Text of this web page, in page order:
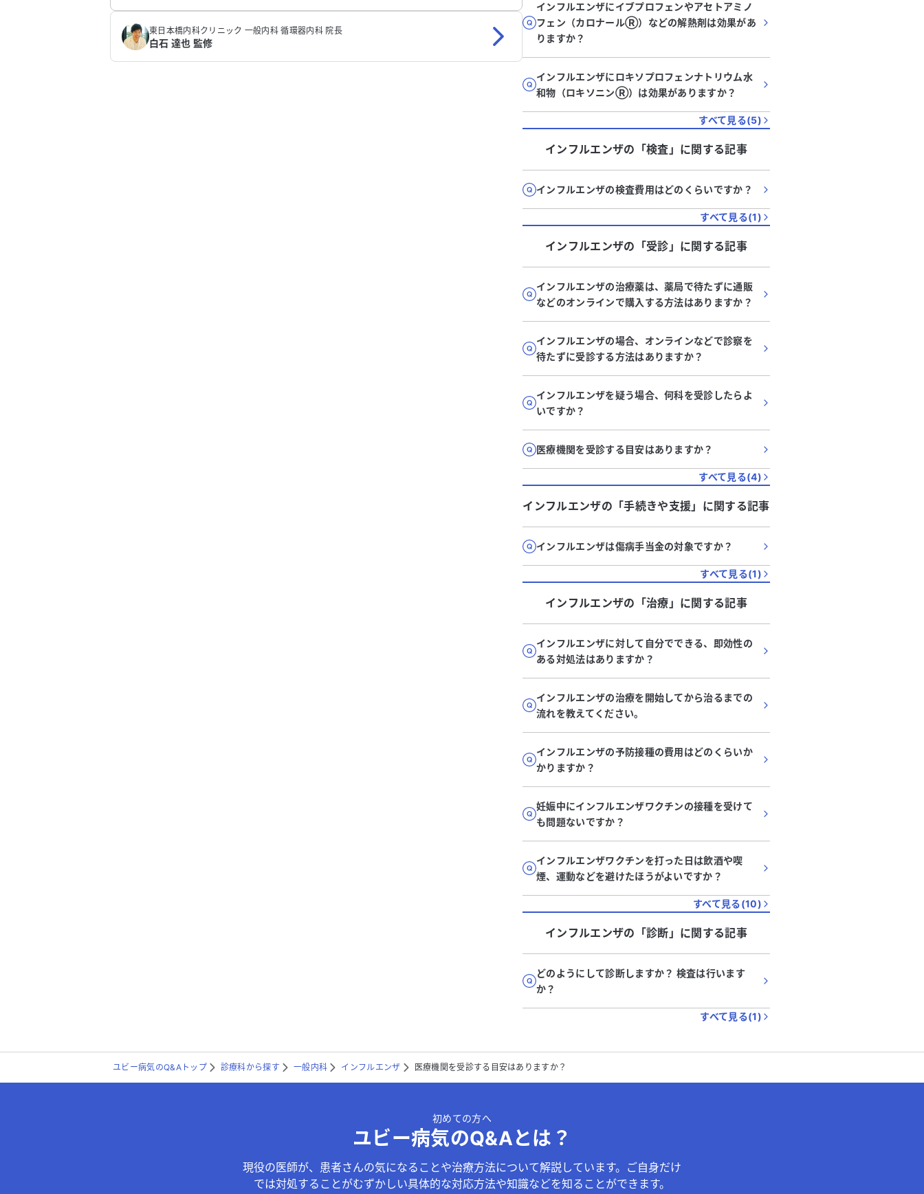
東日本橋内科クリニック 一般内科 循環器内科 院長
白石 達也 監修
インフルエンザにイブプロフェンやアセトアミノ
フェン（カロナールⓇ️）などの解熱剤は効果があ
りますか？
インフルエンザにロキソプロフェンナトリウム水
和物（ロキソニンⓇ）は効果がありますか？
すべて見る(5)
インフルエンザの「検査 」に関する記事
インフルエンザの検査費用はどのくらいですか？
すべて見る(1)
インフルエンザの「受診 」に関する記事
インフルエンザの治療薬は、薬局で待たずに通販
などのオンラインで購入する方法はありますか？
インフルエンザの場合、オンラインなどで診察を
待たずに受診する方法はありますか？
インフルエンザを疑う場合、何科を受診したらよ
いですか？
医療機関を受診する目安はありますか？
すべて見る(4)
インフルエンザの「手続きや支援」に関する記事
インフルエンザは傷病手当金の対象ですか？
すべて見る(1)
インフルエンザの「治療 」に関する記事
インフルエンザに対して自分でできる、即効性の
ある対処法はありますか？
インフルエンザの治療を開始してから治るまでの
流れを教えてください。
インフルエンザの予防接種の費用はどのくらいか
かりますか？
妊娠中にインフルエンザワクチンの接種を受けて
も問題ないですか？
インフルエンザワクチンを打った日は飲酒や喫
煙、運動などを避けたほうがよいですか？
すべて見る(10)
インフルエンザの「診断 」に関する記事
どのようにして診断しますか？ 検査は行います
か？
すべて見る(1)
ユビー病気のQ&Aトップ 診療科から探す 一般内科 インフルエンザ 医療機関を受診する目安はありますか？
初めての方へ
ユビー病気のQ&Aとは？
現役の医師が、患者さんの気になることや治療方法について解説しています。ご自身だけ
では対処することがむずかしい具体的な対応方法や知識などを知ることができます。